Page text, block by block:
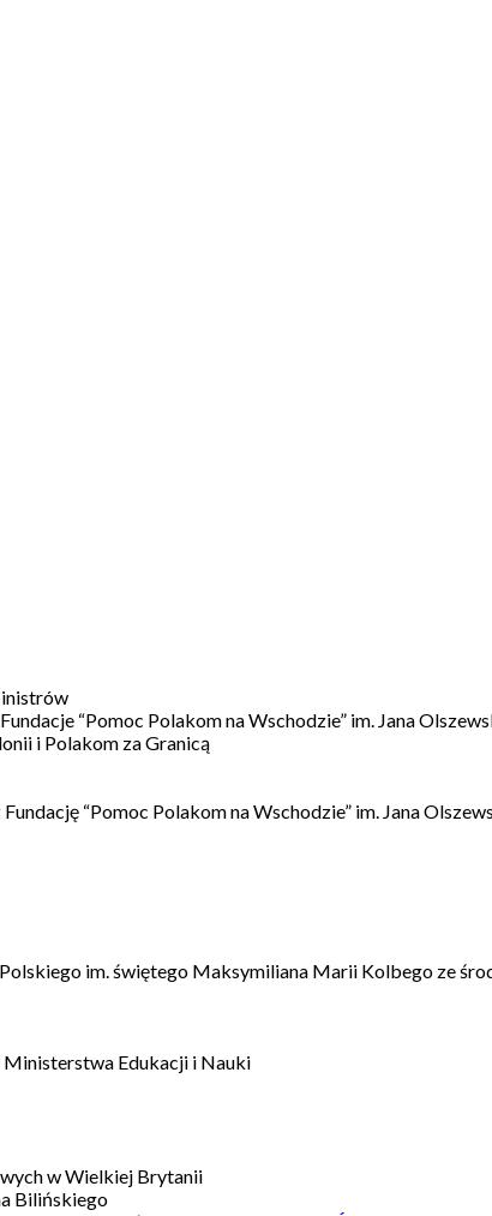
“Pomoc Polakom na Wschodzie” im. Jana
i Polakom za Granicą
“Pomoc Polakom na Wschodzie” im. Jana
im. świętego Maksymiliana Marii Kolbego ze
Ministerstwa Edukacji i Nauki
w Wielkiej Brytanii
Bilińskiego